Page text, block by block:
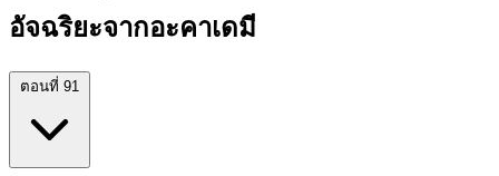
อัจฉริยะจากอะคาเดมี
ตอนที่ 91